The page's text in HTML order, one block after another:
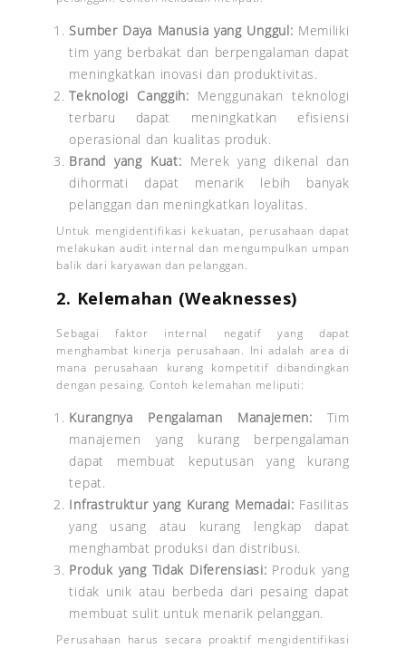
Sumber Daya Manusia yang Unggul: Memiliki
tim yang berbakat dan berpengalaman dapat
meningkatkan inovasi dan produktivitas.
Teknologi Canggih: Menggunakan teknologi
terbaru dapat meningkatkan efisiensi
operasional dan kualitas produk.
Brand yang Kuat: Merek yang dikenal dan
dihormati dapat menarik lebih banyak
pelanggan dan meningkatkan loyalitas.
Untuk mengidentifikasi kekuatan, perusahaan dapat
melakukan audit internal dan mengumpulkan umpan
balik dari karyawan dan pelanggan.
2. Kelemahan (Weaknesses)
Sebagai faktor internal negatif yang dapat
menghambat kinerja perusahaan. Ini adalah area di
mana perusahaan kurang kompetitif dibandingkan
dengan pesaing. Contoh kelemahan meliputi:
Kurangnya Pengalaman Manajemen: Tim
manajemen yang kurang berpengalaman
dapat membuat keputusan yang kurang
tepat.
Infrastruktur yang Kurang Memadai: Fasilitas
yang usang atau kurang lengkap dapat
menghambat produksi dan distribusi.
Produk yang Tidak Diferensiasi: Produk yang
tidak unik atau berbeda dari pesaing dapat
membuat sulit untuk menarik pelanggan.
Perusahaan harus secara proaktif mengidentifikasi